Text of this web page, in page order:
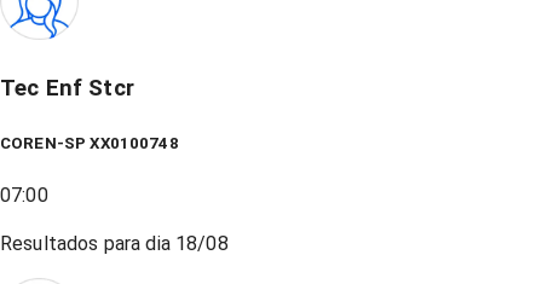
Tec Enf Stcr
COREN-SP XX0100748
07:00
Resultados para dia 18/08